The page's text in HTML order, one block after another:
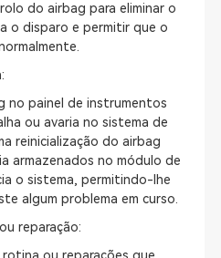
do airbag para eliminar o
o disparo e permitir que o
no painel de instrumentos
ou avaria no sistema de
reinicialização do airbag
armazenados no módulo de
o sistema, permitindo-lhe
algum problema em curso.
reparação: